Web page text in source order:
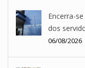
Encerra-
dos
06/08/2026